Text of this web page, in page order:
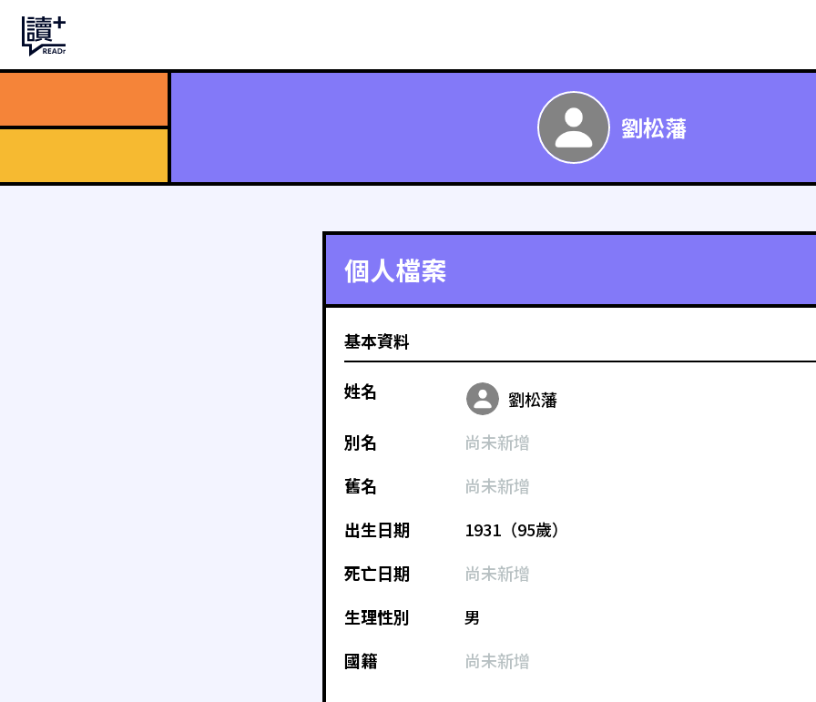
劉松藩
個人檔案
基本資料
姓名
劉松藩
別名
尚未新增
舊名
尚未新增
出生日期
1931（95歲）
死亡日期
尚未新增
生理性別
男
國籍
尚未新增